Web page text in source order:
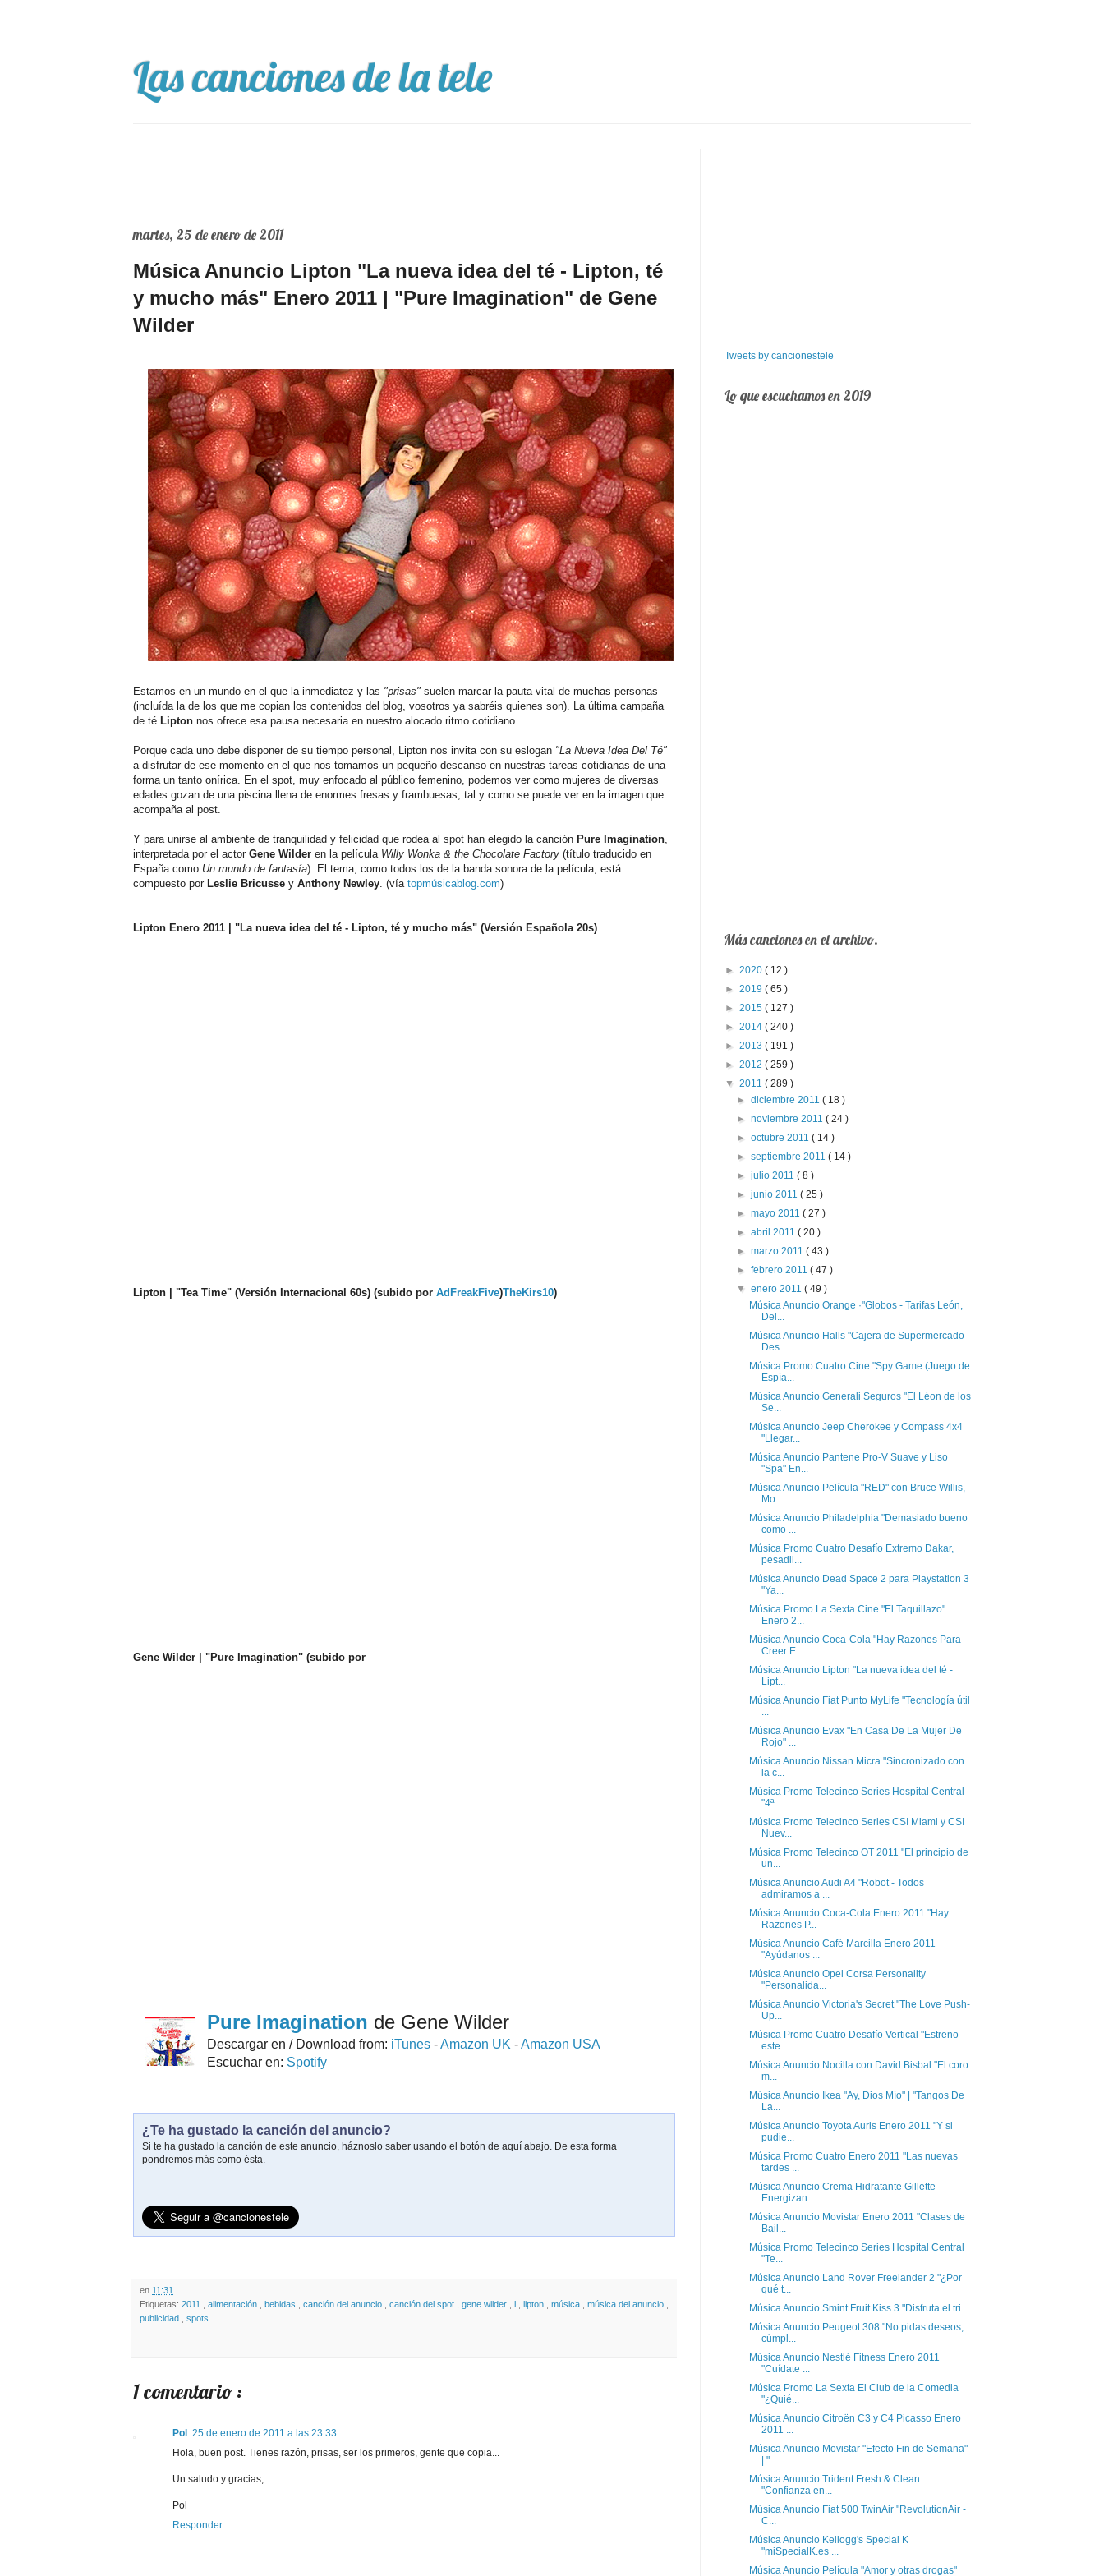
Las canciones de la tele
martes, 25 de enero de 2011
Música Anuncio Lipton "La nueva idea del té - Lipton, té
y mucho más" Enero 2011 | "Pure Imagination" de Gene
Wilder
Estamos en un mundo en el que la inmediatez y las "prisas" suelen marcar la pauta vital de muchas personas
(incluída la de los que me copian los contenidos del blog, vosotros ya sabréis quienes son). La última campaña
de té Lipton nos ofrece esa pausa necesaria en nuestro alocado ritmo cotidiano.
Porque cada uno debe disponer de su tiempo personal, Lipton nos invita con su eslogan "La Nueva Idea Del Té"
a disfrutar de ese momento en el que nos tomamos un pequeño descanso en nuestras tareas cotidianas de una
forma un tanto onírica. En el spot, muy enfocado al público femenino, podemos ver como mujeres de diversas
edades gozan de una piscina llena de enormes fresas y frambuesas, tal y como se puede ver en la imagen que
acompaña al post.
Y para unirse al ambiente de tranquilidad y felicidad que rodea al spot han elegido la canción Pure Imagination,
interpretada por el actor Gene Wilder en la película Willy Wonka & the Chocolate Factory (título traducido en
España como Un mundo de fantasía). El tema, como todos los de la banda sonora de la película, está
compuesto por Leslie Bricusse y Anthony Newley. (vía topmúsicablog.com)
Lipton Enero 2011 | "La nueva idea del té - Lipton, té y mucho más" (Versión Española 20s)
Lipton | "Tea Time" (Versión Internacional 60s) (subido por AdFreakFive)TheKirs10)
Gene Wilder | "Pure Imagination" (subido por
Pure Imagination de Gene Wilder
Descargar en / Download from: iTunes -Amazon UK -Amazon USA
Escuchar en: Spotify
¿Te ha gustado la canción del anuncio?
Si te ha gustado la canción de este anuncio, háznoslo saber usando el botón de aquí abajo. De esta forma
pondremos más como ésta.
en 11:31
Etiquetas: 2011 alimentación bebidas canción del anuncio canción del spot gene wilder l lipton música música del anuncio
publicidad
spots
1 comentario :
Pol
25 de enero de 2011 a las 23:33
Hola, buen post. Tienes razón, prisas, ser los primeros, gente que copia...
Un saludo y gracias,
Pol
Responder
Tweets by cancionestele
Lo que escuchamos en 2019
Más canciones en el archivo.
► 2020 ( 12 )
► 2019 ( 65 )
► 2015 ( 127 )
► 2014 ( 240 )
► 2013 ( 191 )
► 2012 ( 259 )
▼ 2011 ( 289 )
►diciembre 2011( 18 )
►noviembre 2011( 24 )
►octubre 2011( 14 )
►septiembre 2011( 14 )
►julio 2011( 8 )
►junio 2011( 25 )
►mayo 2011( 27 )
►abril 2011( 20 )
►marzo 2011( 43 )
►febrero 2011( 47 )
▼enero 2011( 49 )
Música Anuncio Orange ·"Globos - Tarifas León,
Del...
Música Anuncio Halls "Cajera de Supermercado -
Des...
Música Promo Cuatro Cine "Spy Game (Juego de
Espía...
Música Anuncio Generali Seguros "El Léon de los
Se...
Música Anuncio Jeep Cherokee y Compass 4x4
"Llegar...
Música Anuncio Pantene Pro-V Suave y Liso
"Spa" En...
Música Anuncio Película "RED" con Bruce Willis,
Mo...
Música Anuncio Philadelphia "Demasiado bueno
como ...
Música Promo Cuatro Desafío Extremo Dakar,
pesadil...
Música Anuncio Dead Space 2 para Playstation 3
"Ya...
Música Promo La Sexta Cine "El Taquillazo"
Enero 2...
Música Anuncio Coca-Cola "Hay Razones Para
Creer E...
Música Anuncio Lipton "La nueva idea del té -
Lipt...
Música Anuncio Fiat Punto MyLife "Tecnología útil
...
Música Anuncio Evax "En Casa De La Mujer De
Rojo" ...
Música Anuncio Nissan Micra "Sincronizado con
la c...
Música Promo Telecinco Series Hospital Central
"4ª...
Música Promo Telecinco Series CSI Miami y CSI
Nuev...
Música Promo Telecinco OT 2011 "El principio de
un...
Música Anuncio Audi A4 "Robot - Todos
admiramos a ...
Música Anuncio Coca-Cola Enero 2011 "Hay
Razones P...
Música Anuncio Café Marcilla Enero 2011
"Ayúdanos ...
Música Anuncio Opel Corsa Personality
"Personalida...
Música Anuncio Victoria's Secret "The Love Push-
Up...
Música Promo Cuatro Desafío Vertical "Estreno
este...
Música Anuncio Nocilla con David Bisbal "El coro
m...
Música Anuncio Ikea "Ay, Dios Mío" | "Tangos De
La...
Música Anuncio Toyota Auris Enero 2011 "Y si
pudie...
Música Promo Cuatro Enero 2011 "Las nuevas
tardes ...
Música Anuncio Crema Hidratante Gillette
Energizan...
Música Anuncio Movistar Enero 2011 "Clases de
Bail...
Música Promo Telecinco Series Hospital Central
"Te...
Música Anuncio Land Rover Freelander 2 "¿Por
qué t...
Música Anuncio Smint Fruit Kiss 3 "Disfruta el tri...
Música Anuncio Peugeot 308 "No pidas deseos,
cúmpl...
Música Anuncio Nestlé Fitness Enero 2011
"Cuídate ...
Música Promo La Sexta El Club de la Comedia
"¿Quié...
Música Anuncio Citroën C3 y C4 Picasso Enero
2011 ...
Música Anuncio Movistar "Efecto Fin de Semana"
| "...
Música Anuncio Trident Fresh & Clean
"Confianza en...
Música Anuncio Fiat 500 TwinAir "RevolutionAir -
C...
Música Anuncio Kellogg's Special K
"miSpecialK.es ...
Música Anuncio Película "Amor y otras drogas"